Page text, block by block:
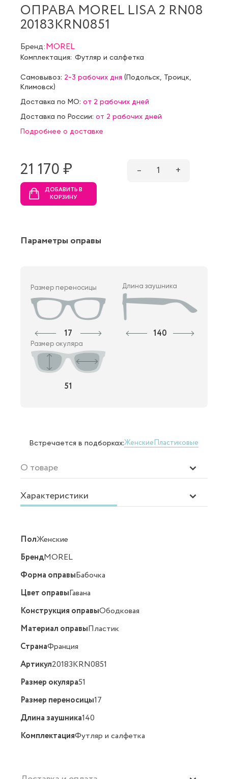
ОПРАВА MOREL LISA 2 RN08
20183KRN0851
Бренд:MOREL
Комплектация: Футляр и салфетка
Самовывоз: 2-3 рабочих дня (Подольск Троицк
Климовск)
Доставка по МО: от 2 рабочих дней
Доставка по России: от 2 рабочих дней
Подробнее о доставке
21 170 ₷ – 1 +
ДОБАВИТЬ В
КОРЗИНУ
Параметры оправы
Размер переносицы
17
Длина заушника
140
Размер окуляра
51
Встречается в подборках:ЖенскиеПластиковые
О товаре
Характеристики
ПолЖенские
БрендMOREL
Форма оправыБабочка
Цвет оправыГавана
Конструкция оправыОбодковая
Материал оправыПластик
СтранаФранция
Артикул20183KRN0851
Размер окуляра51
Размер переносицы17
Длина заушника140
КомплектацияФутляр и салфетка